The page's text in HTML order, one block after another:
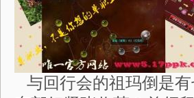
与回行会的祖玛倒是